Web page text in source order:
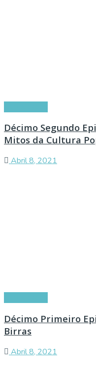
Décimo Segundo
Mitos da Cultura
Abril 8, 2021
Décimo Primeiro
Birras
Abril 8, 2021